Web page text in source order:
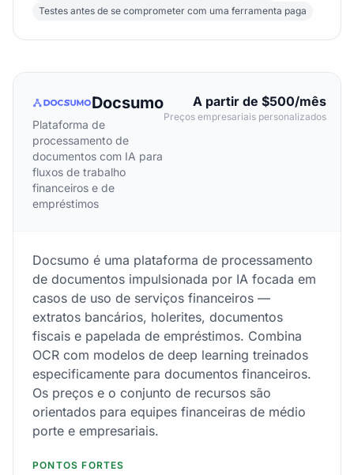
Testes antes de se comprometer com uma ferramenta paga
Docsumo
Plataforma de
processamento de
documentos com IA para
fluxos de trabalho
financeiros e de
empréstimos
A partir de $500/mês
Preços empresariais personalizados
Docsumo é uma plataforma de processamento
de documentos impulsionada por IA focada em
casos de uso de serviços financeiros —
extratos bancários, holerites, documentos
fiscais e papelada de empréstimos. Combina
OCR com modelos de deep learning treinados
especificamente para documentos financeiros.
Os preços e o conjunto de recursos são
orientados para equipes financeiras de médio
porte e empresariais.
PONTOS FORTES